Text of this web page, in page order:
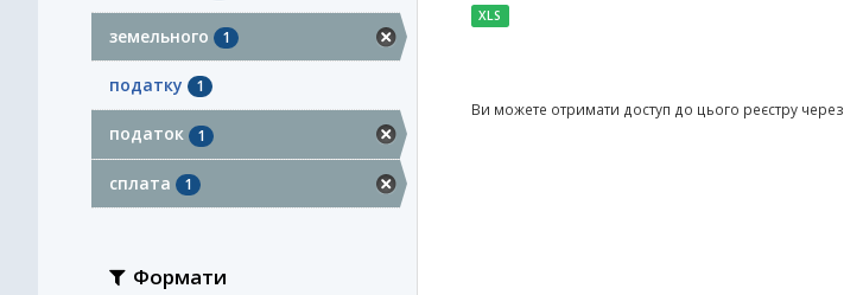
земельного 1
податку 1
податок 1
сплата 1
Формати
XLS
Ви можете отримати доступ до цього реєстру через